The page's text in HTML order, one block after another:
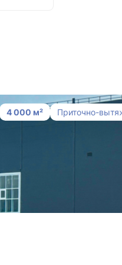
4 000 м² Приточно-
дымоудаления и